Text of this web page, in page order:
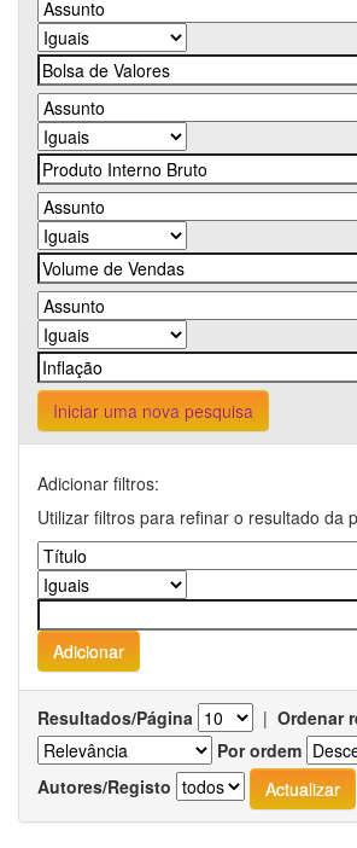
Iniciar uma nova pesquisa
Adicionar filtros:
Utilizar filtros para refinar o resultado da
Resultados/Página | Ordenar
Por ordem
Autores/Registo